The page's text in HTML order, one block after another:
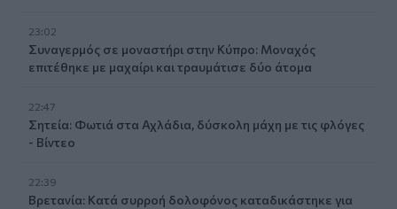
23:02
Συναγερμός σε μοναστήρι στην Κύπρο: Μοναχός
επιτέθηκε με μαχαίρι και τραυμάτισε δύο άτομα
22:47
Σητεία: Φωτιά στα Αχλάδια, δύσκολη μάχη με τις φλόγες
- Βίντεο
22:39
Βρετανία: Κατά συρροή δολοφόνος καταδικάστηκε για